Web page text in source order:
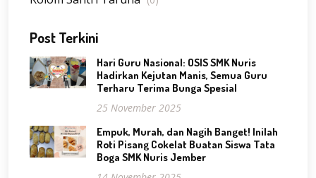
Post Terkini
Hari Guru Nasional: OSIS SMK Nuris
Hadirkan Kejutan Manis, Semua Guru
Terharu Terima Bunga Spesial
25 November 2025
Empuk, Murah, dan Nagih Banget! Inilah
Roti Pisang Cokelat Buatan Siswa Tata
Boga SMK Nuris Jember